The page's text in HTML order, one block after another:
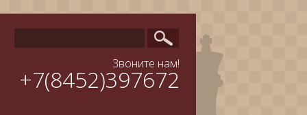
Звоните нам!
+7(8452)397672